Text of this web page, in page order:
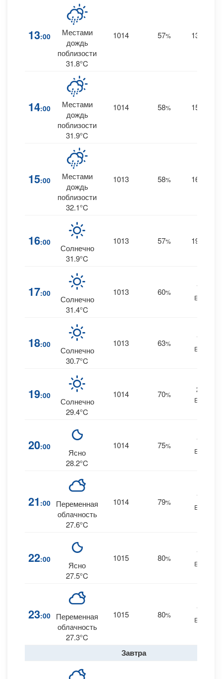
13:00
Местами
дождь
поблизости
31.8°C
1014 57% 13
14:00
Местами
дождь
поблизости
31.9°C
1014 58% 15
15:00
Местами
дождь
поблизости
32.1°C
1013 58% 16
16:00
Солнечно
31.9°C
1013 57% 19
17:00
Солнечно
31.4°C
1013 60%
19
ESE
18:00
Солнечно
30.7°C
1013 63%
19
ESE
19:00
Солнечно
29.4°C
1014 70%
20
ESE
20:00
Ясно
28.2°C
1014 75%
19
ESE
21 :00
Переменная
облачность
27.6°C
1014 79%
18
ESE
22:00
Ясно
27.5°C
1015 80%
16
ESE
23:00
Переменная
облачность
27.3°C
1015 80%
16
ESE
Завтра